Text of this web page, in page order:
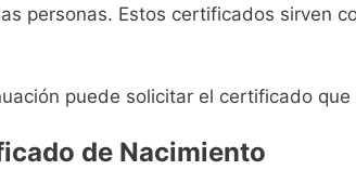
personas. Estos certificados sirven
puede solicitar el certificado
de Nacimiento